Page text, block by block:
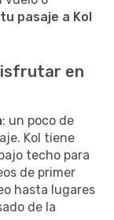
pasaje a Kol
en
: un poco de
Kol tiene
techo para
de primer
hasta lugares
de la